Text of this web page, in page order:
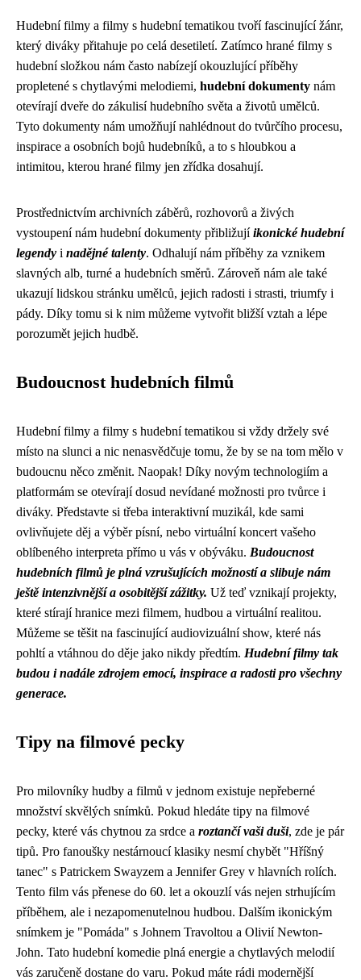
Hudební filmy a filmy s hudební tematikou tvoří fascinující žánr,
který diváky přitahuje po celá desetiletí. Zatímco hrané filmy s
hudební složkou nám často nabízejí okouzlující příběhy
propletené s chytlavými melodiemi, hudební dokumenty nám
otevírají dveře do zákulisí hudebního světa a životů umělců.
Tyto dokumenty nám umožňují nahlédnout do tvůrčího procesu,
inspirace a osobních bojů hudebníků, a to s hloubkou a
intimitou, kterou hrané filmy jen zřídka dosahují.
Prostřednictvím archivních záběrů, rozhovorů a živých
vystoupení nám hudební dokumenty přibližujíikonické hudební
legendy i nadějné talenty. Odhalují nám příběhy za vznikem
slavných alb, turné a hudebních směrů. Zároveň nám ale také
ukazují lidskou stránku umělců, jejich radosti i strasti, triumfy i
pády. Díky tomu si k nim můžeme vytvořit bližší vztah a lépe
porozumět jejich hudbě.
Budoucnost hudebních filmů
Hudební filmy a filmy s hudební tematikou si vždy držely své
místo na slunci a nic nenasvědčuje tomu, že by se na tom mělo v
budoucnu něco změnit. Naopak! Díky novým technologiím a
platformám se otevírají dosud nevídané možnosti pro tvůrce i
diváky. Představte si třeba interaktivní muzikál, kde sami
ovlivňujete děj a výběr písní, nebo virtuální koncert vašeho
oblíbeného interpreta přímo u vás v obýváku. Budoucnost
hudebních filmů je plná vzrušujících možností a slibuje nám
ještě intenzivnější a osobitější zážitky. Už teď vznikají projekty,
které stírají hranice mezi filmem, hudbou a virtuální realitou.
Můžeme se těšit na fascinující audiovizuální show, které nás
pohltí a vtáhnou do děje jako nikdy předtím. Hudební filmy tak
budou i nadále zdrojem emocí, inspirace a radosti pro všechny
generace.
Tipy na filmové pecky
Pro milovníky hudby a filmů v jednom existuje nepřeberné
množství skvělých snímků. Pokud hledáte tipy na filmové
pecky, které vás chytnou za srdce a roztančí vaši duši, zde je pár
tipů. Pro fanoušky nestárnoucí klasiky nesmí chybět "Hříšný
tanec" s Patrickem Swayzem a Jennifer Grey v hlavních rolích.
Tento film vás přenese do 60. let a okouzlí vás nejen strhujícím
příběhem, ale i nezapomenutelnou hudbou. Dalším ikonickým
snímkem je "Pomáda" s Johnem Travoltou a Olivií Newton-
John. Tato hudební komedie plná energie a chytlavých melodií
vás zaručeně dostane do varu. Pokud máte rádi modernější